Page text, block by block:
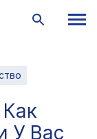
У Вас